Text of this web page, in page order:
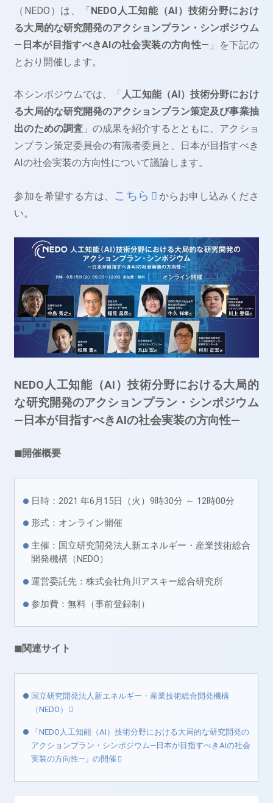
（NEDO）は、「NEDO人工知能（AI）技術分野におけ
る大局的な研究開発のアクションプラン・シンポジウム
―日本が目指すべきAIの社会実装の方向性― 」を下記の
とおり開催します。
本シンポジウムでは、「 人工知能（AI）技術分野におけ
る大局的な研究開発のアクションプラン策定及び事業抽
出のための調査」の成果を紹介するとともに、アクショ
ンプラン策定委員会の有識者委員と、日本が目指すべき
AIの社会実装の方向性について議論します。
参加を希望する方は、 こちら
からお申し込みくださ
い。
NEDO人工知能（AI）技術分野における大局的
な研究開発のアクションプラン・シンポジウム
―日本が目指すべきAIの社会実装の方向性―
◼開催概要
日時：2021 年6月15日（火）9時30分 ～ 12時00分
形式：オンライン開催
主催：国立研究開発法人新エネルギー・産業技術総合
開発機構（NEDO）
運営委託先：株式会社角川アスキー総合研究所
参加費：無料（事前登録制）
◼関連サイト
国立研究開発法人新エネルギー・産業技術総合開発機構
（NEDO）
「NEDO人工知能（AI）技術分野における大局的な研究開発の
アクションプラン・シンポジウム―日本が目指すべきAIの社会
実装の方向性―」の開催